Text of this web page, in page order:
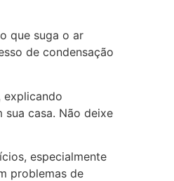
que suga o ar
de condensação
explicando
casa. Não deixe
especialmente
problemas de